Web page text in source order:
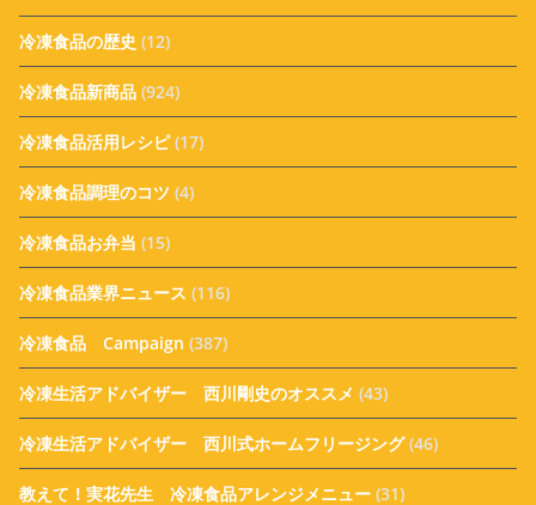
冷凍食品の歴史 (12)
冷凍食品新商品 (924)
冷凍食品活用レシピ(17)
冷凍食品調理のコツ (4)
冷凍食品お弁当 (15)
冷凍食品業界ニュース (116)
冷凍食品 Campaign (387)
冷凍生活アドバイザー 西川剛史のオススメ (43)
冷凍生活アドバイザー 西川式ホームフリージング(46)
教えて！実花先生 冷凍食品アレンジメニュー (31)